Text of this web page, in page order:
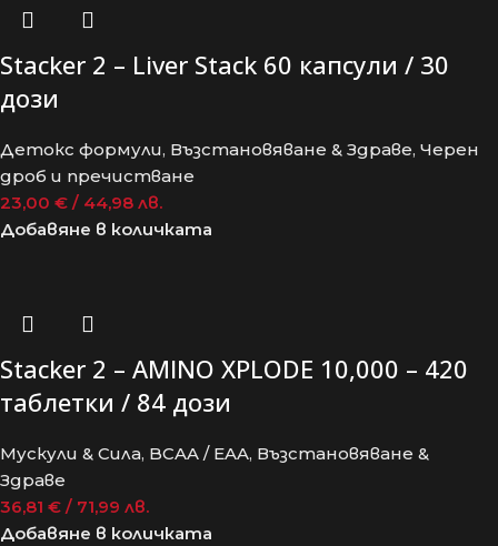
Stacker 2 – Liver Stack 60 капсули / 30
дози
Детокс формули, Възстановяване & Здраве, Черен
дроб и пречистване
23,00 € / 44,98 лв.
Добавяне в количката
Stacker 2 – AMINO XPLODE 10,000 – 420
таблетки / 84 дози
Мускули & Сила, BCAA / EAA, Възстановяване &
Здраве
36,81 € / 71,99 лв.
Добавяне в количката